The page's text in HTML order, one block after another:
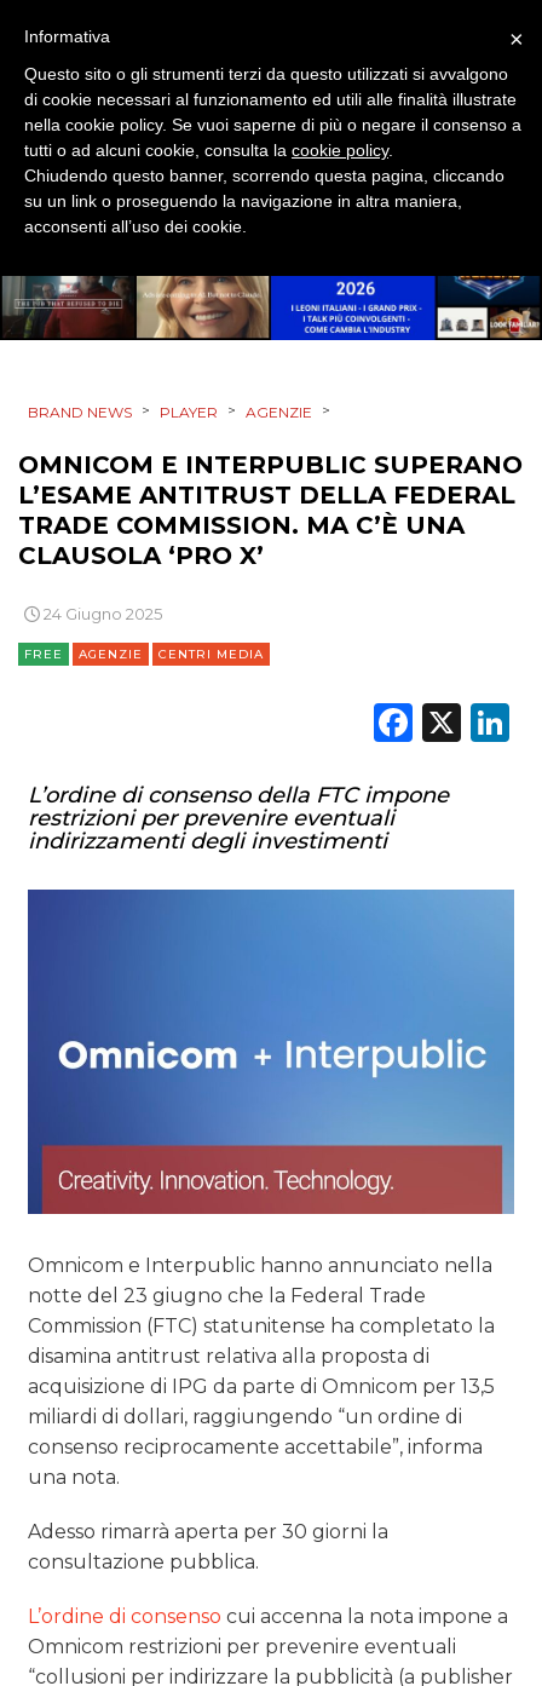
ESTERNA
RADIO / AUDIO
TV
DATI
NORMATIVE
TREND
CASE HISTORY
OPINIONI
BRAND NEWS > PLAYER > AGENZIE >
OMNICOM E INTERPUBLIC SUPERANO
L’ESAME ANTITRUST DELLA FEDERAL
TRADE COMMISSION. MA C’È UNA
CLAUSOLA ‘PRO X’
24 Giugno 2025
FREE AGENZIE CENTRI MEDIA
X
L’ordine di consenso della FTC impone
restrizioni per prevenire eventuali
indirizzamenti degli investimenti
Omnicom e Interpublic hanno annunciato nella
notte del 23 giugno che la Federal Trade
Commission (FTC) statunitense ha completato la
disamina antitrust relativa alla proposta di
acquisizione di IPG da parte di Omnicom per 13,5
miliardi di dollari, raggiungendo “un ordine di
consenso reciprocamente accettabile”, informa
una nota.
Adesso rimarrà aperta per 30 giorni la
consultazione pubblica.
L’ordine di consenso cui accenna la nota impone a
Omnicom restrizioni per prevenire eventuali
“collusioni per indirizzare la pubblicità (a publisher
×
Informativa
Questo sito o gli strumenti terzi da questo utilizzati si avvalgono
di cookie necessari al funzionamento ed utili alle finalità illustrate
nella cookie policy. Se vuoi saperne di più o negare il consenso a
tutti o ad alcuni cookie, consulta la cookie policy.
Chiudendo questo banner, scorrendo questa pagina, cliccando
su un link o proseguendo la navigazione in altra maniera,
acconsenti all’uso dei cookie.